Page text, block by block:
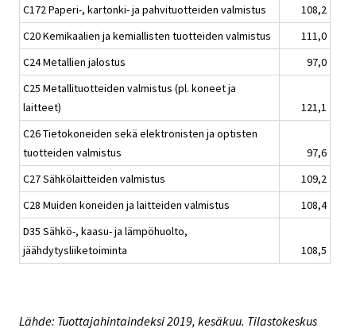
C172 Paperi-, kartonki- ja pahvituotteiden valmistus
108,2
C20 Kemikaalien ja kemiallisten tuotteiden valmistus
111,0
C24 Metallien jalostus
97,0
C25 Metallituotteiden valmistus (pl. koneet ja
laitteet)
121,1
C26 Tietokoneiden sekä elektronisten ja optisten
tuotteiden valmistus
97,6
C27 Sähkölaitteiden valmistus
109,2
C28 Muiden koneiden ja laitteiden valmistus
108,4
D35 Sähkö-, kaasu- ja lämpöhuolto,
jäähdytysliiketoiminta
108,5
Lähde: Tuottajahintaindeksi 2019, kesäkuu. Tilastokeskus